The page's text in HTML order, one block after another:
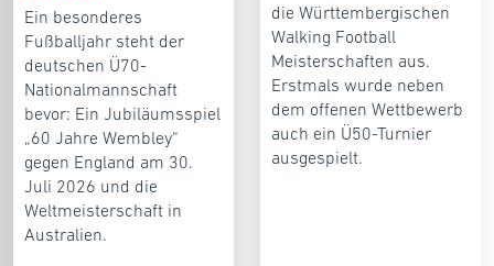
Ein besonderes
Fußballjahr steht der
deutschen Ü70-
Nationalmannschaft
bevor: Ein Jubiläumsspiel
„60 Jahre Wembley“
gegen England am 30.
Juli 2026 und die
Weltmeisterschaft in
Australien.
die Württembergischen
Walking Football
Meisterschaften aus.
Erstmals wurde neben
dem offenen Wettbewerb
auch ein Ü50-Turnier
ausgespielt.